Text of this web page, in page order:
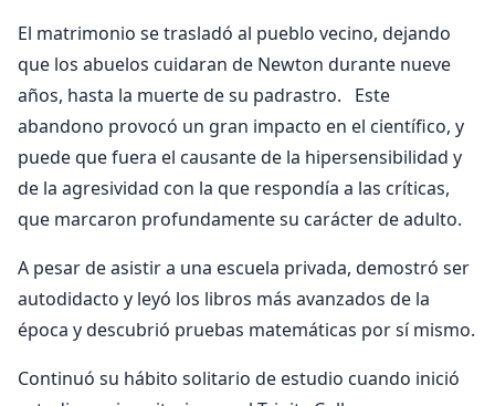
El matrimonio se trasladó al pueblo vecino, dejando
que los abuelos cuidaran de Newton durante nueve
años, hasta la muerte de su padrastro. Este
abandono provocó un gran impacto en el científico, y
puede que fuera el causante de la hipersensibilidad y
de la agresividad con la que respondía a las críticas,
que marcaron profundamente su carácter de adulto.
A pesar de asistir a una escuela privada, demostró ser
autodidacto y leyó los libros más avanzados de la
época y descubrió pruebas matemáticas por sí mismo.
Continuó su hábito solitario de estudio cuando inició